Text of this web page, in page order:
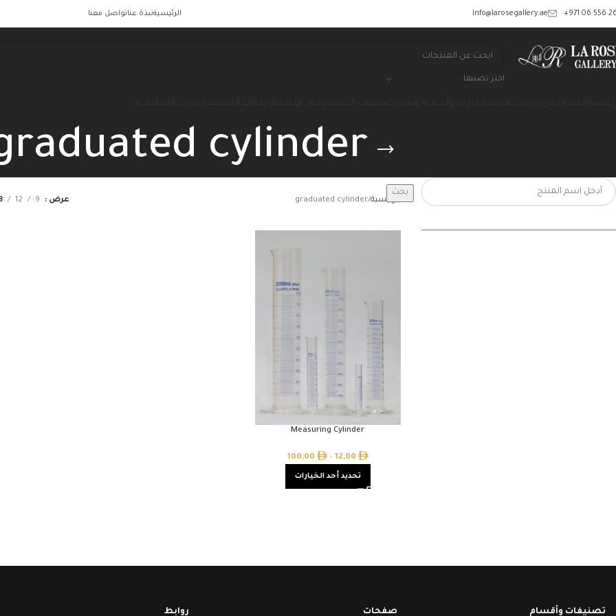
‎+971 06 556
Info@larosegallery.ae الرئيسيةنبذة عناتواصل معنا
اختر تصنيفا
cylinder
بحث
الرئيسية graduated cylinder عرض 9
12
Measuring Cylinder
12,00
–
100,00
تحديد أحد الخيارات
تصنيفات وأقسام صفحات روابط